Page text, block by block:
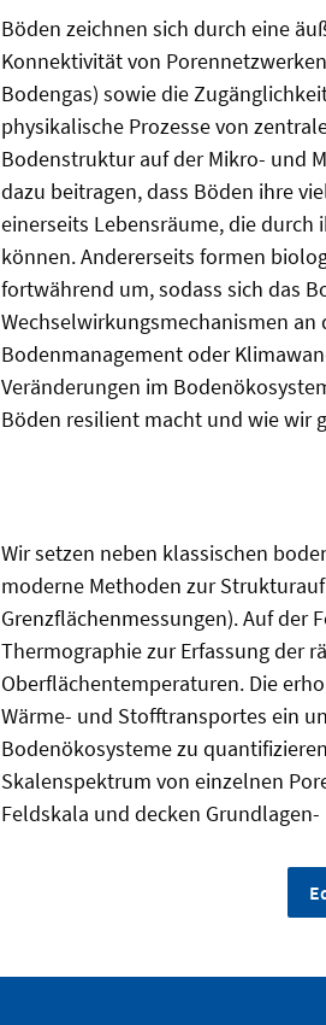
Böden zeichnen sich durch eine
Konnektivität von
Bodengas) sowie die
physikalische Prozesse von
Bodenstruktur auf der Mikro- und
dazu beitragen, dass Böden ihre
einerseits Lebensräume, die
können. Andererseits formen
fortwährend um, sodass sich das
Wechselwirkungsmechanismen
Bodenmanagement oder
Veränderungen im
Böden resilient macht und wie wir
Wir setzen neben klassischen
moderne Methoden zur
Grenzflächenmessungen). Auf der
Thermographie zur Erfassung der
Oberflächentemperaturen. Die
Wärme- und Stofftransportes ein
Bodenökosysteme zu
Skalenspektrum von einzelnen
Feldskala und decken